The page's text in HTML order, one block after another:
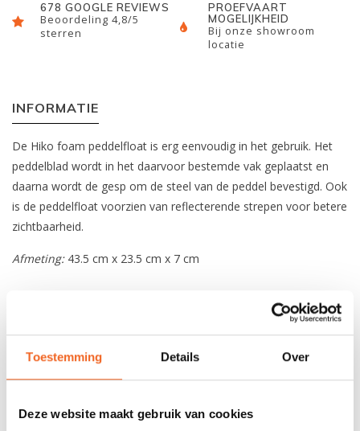
Toestemming Details Over
Deze website maakt gebruik van cookies
678 GOOGLE REVIEWS
Beoordeling 4,8/5
sterren
PROEFVAART
MOGELIJKHEID
Bij onze showroom
locatie
INFORMATIE
De Hiko foam peddelfloat is erg eenvoudig in het gebruik. Het
peddelblad wordt in het daarvoor bestemde vak geplaatst en
daarna wordt de gesp om de steel van de peddel bevestigd. Ook
is de peddelfloat voorzien van reflecterende strepen voor betere
zichtbaarheid.
Afmeting:43.5 cm x 23.5 cm x 7 cm
Nog niet gewaardeerd
0 sterren op basis van 0 beoordelingen